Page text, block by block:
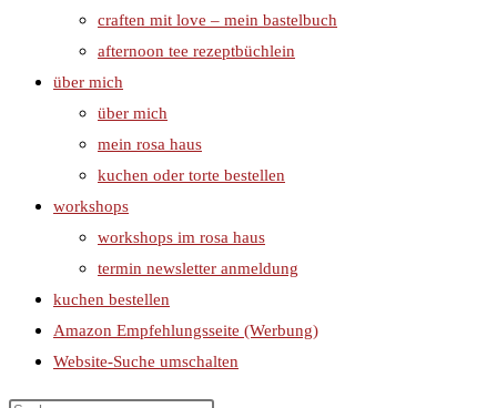
craften mit love – mein bastelbuch
afternoon tee rezeptbüchlein
über mich
über mich
mein rosa haus
kuchen oder torte bestellen
workshops
workshops im rosa haus
termin newsletter anmeldung
kuchen bestellen
Amazon Empfehlungsseite (Werbung)
Website-Suche umschalten